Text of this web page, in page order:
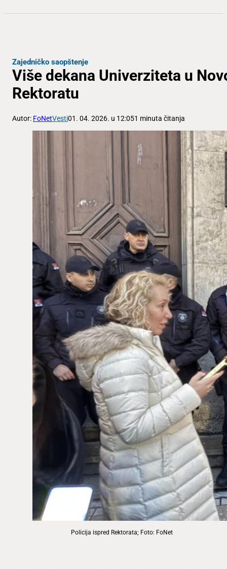
Zajedničko saopštenje
Više dekana Univerziteta u
Rektoratu
Autor: FoNetVesti01. 04. 2026. u 12:051 minuta čitanja
Policija ispred Rektorata; Foto: FoNet